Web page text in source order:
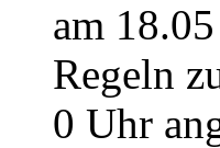
am
Regeln
0 Uhr